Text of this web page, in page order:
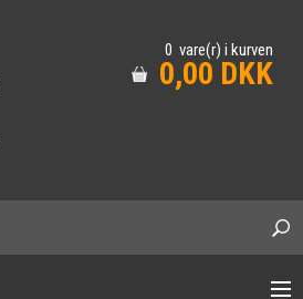
0 vare(r) i kurven
0,00 DKK